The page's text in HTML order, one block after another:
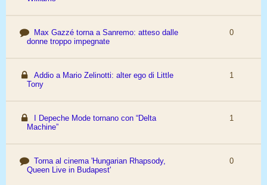
Max Gazzé torna a Sanremo: atteso dalle
donne troppo impegnate
0
Addio a Mario Zelinotti: alter ego di Little
Tony
1
I Depeche Mode tornano con “Delta
Machine”
1
Torna al cinema 'Hungarian Rhapsody,
Queen Live in Budapest'
0